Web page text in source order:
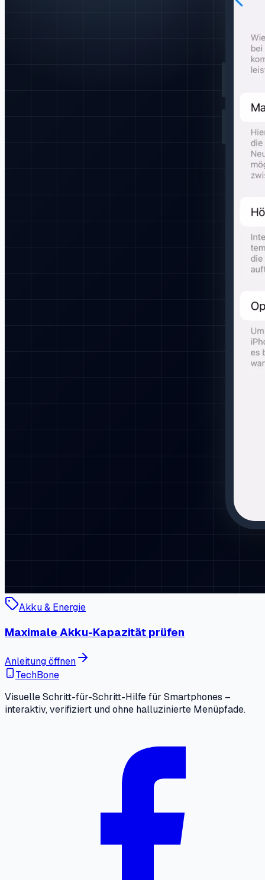
Akku & Energie
Maximale Akku-Kapazität prüfen
Anleitung öffnen
TechBone
Visuelle Schritt-für-Schritt-Hilfe für Smartphones –
interaktiv, verifiziert und ohne halluzinierte Menüpfade.